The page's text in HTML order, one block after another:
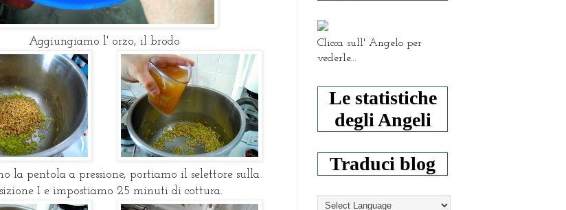
Aggiungiamo l' orzo, il brodo
la pentola a pressione, portiamo il selettore sulla
1 e impostiamo 25 minuti di cottura.
Clicca sull' Angelo per
vederle...
Le statistiche
degli Angeli
Traduci blog